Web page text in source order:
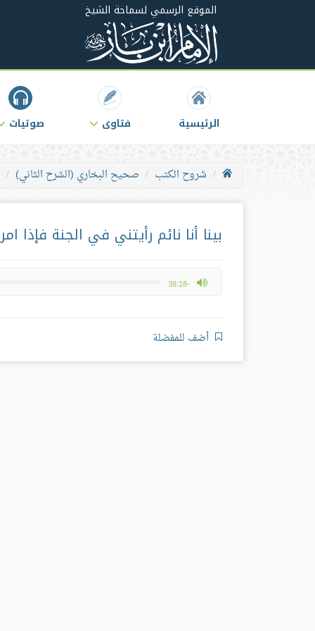
الموقع الرسمي لسماحة الشيخ
الرئيسية فتاوى صوتيات
شروح الكتب صحيح البخاري (الشرح الثاني)
بينا أنا نائم رأيتني في الجنة فإذا
-38:18
max volume
أضف للمفضلة